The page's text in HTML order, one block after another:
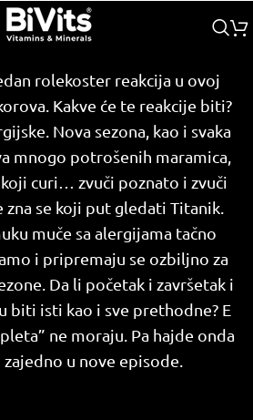
rolekoster reakcija u ovoj
Kakve će te reakcije biti?
Nova sezona, kao i svaka
mnogo potrošenih maramica,
koji curi… zvuči poznato i zvuči
zna se koji put gledati Titanik.
muče sa alergijama tačno
i pripremaju se ozbiljno za
Da li početak i završetak i
biti isti kao i sve prethodne? E
ne moraju. Pa hajde onda
u nove episode.